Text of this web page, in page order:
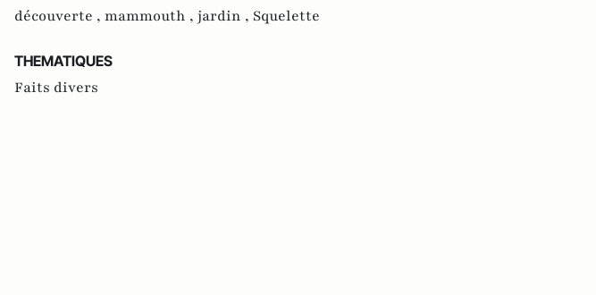
découverte , mammouth , jardin , Squelette
THEMATIQUES
Faits divers